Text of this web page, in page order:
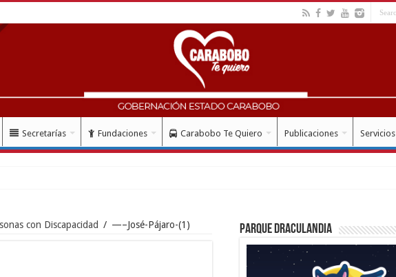
Secretarías Fundaciones Carabobo Te Quiero Publicaciones Servicios
con Discapacidad / —–José-Pájaro-(1) Parque Draculandia